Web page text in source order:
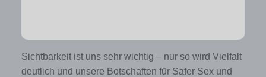
Sichtbarkeit ist uns sehr wichtig – nur so wird Vielfalt
deutlich und unsere Botschaften für Safer Sex und